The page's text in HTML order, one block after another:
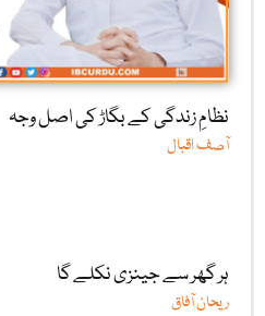
نظامِ زندگی کے بگاڑ کی اصل وجہ
آصف اقبال
ہر گھر سے جینزی نکلے گا
ریحان آفاق